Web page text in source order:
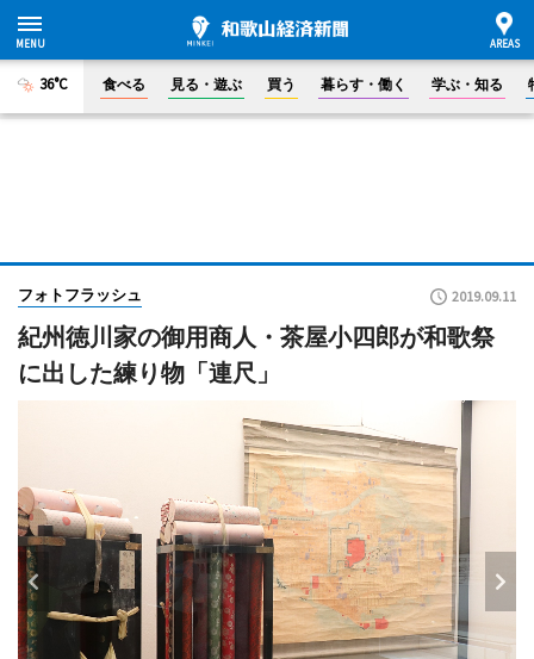
36°C 食べる 見る・遊ぶ 買う 暮らす・働く 学ぶ・知る
フォトフラッシュ 2019.09.11
紀州徳川家の御用商人・茶屋小四郎が和歌祭
に出した練り物「連尺」